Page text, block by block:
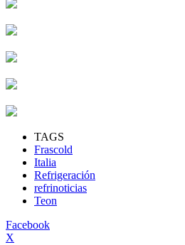
TAGS
Frascold
Italia
Refrigeración
refrinoticias
Teon
Facebook
X